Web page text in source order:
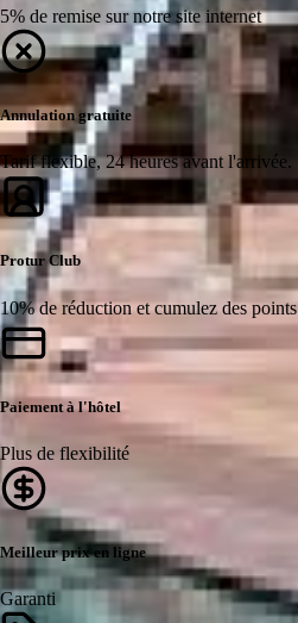
5% de remise sur notre site internet
Annulation gratuite
Tarif flexible, 24 heures avant l'arrivée.
Protur Club
10% de réduction et cumulez des points
Paiement à l'hôtel
Plus de flexibilité
Meilleur prix en ligne
Garanti